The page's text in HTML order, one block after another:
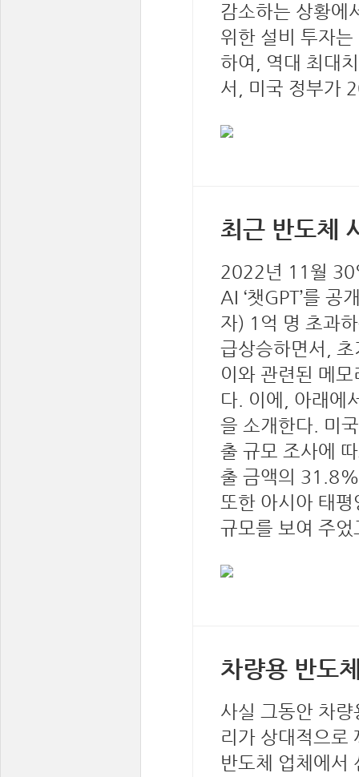
감소하는 상황에
위한 설비 투자
하여, 역대 최대
서, 미국 정부가
최근 반도체
2022년 11월 30
AI ‘챗GPT’를
자) 1억 명 초과
급상승하면서,
이와 관련된 메
다. 이에, 아래에
을 소개한다. 미
출 규모 조사에
출 금액의
또한 아시아 태
규모를 보여 주
차량용 반도
사실 그동안 차
리가 상대적으로
반도체 업체에서